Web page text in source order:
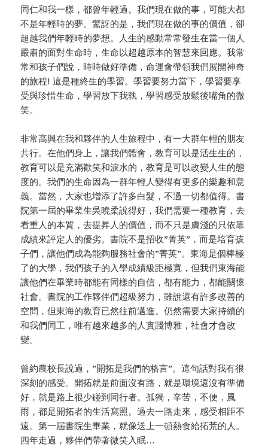
同仁和我一樣，都曾年輕過。我們現在做的事，可能大都
不是年輕時的夢。驚訝的是，我們現在做的事的價值，卻
超越我們年輕時的夢想。人生的感動常常發生在當一個人
嚴肅的面對生命時，生命以超越原本的智慧來回應。我常
常和孩子們說，時時做好準備，命運會帶領我們展開神奇
的旅程! 這是種終生的學習。學習要努力當下，學習要享
受與珍惜生命，學習放下我執，學習感受放鬆後嘴角的微
笑。
非常高興在我和夥伴的人生旅程中，有一大群年輕的朋友
共行。在他們身上，讓我們體會，教育可以是活生生的，
教育可以是充滿歡笑和淚水的，教育是可以改變人生的態
度的。我們的生命因為一群年輕人變得有更多的樂趣和意
義。當然，大家也增添了許多白髮，不過一切都值得。書
院第一屆的畢業生吳曉柔說得好，我們需要一種教育，去
看重人的本質，去提昇人的價值，而不只是膚淺的只依靠
成績來評定人的優劣。書院不是招收”菁英”，而是培育孩
子們，讓他們成為能夠服務社會的”菁英”。東海是個棒極
了的大學，我們孩子的入學成績級距極寬，但我們東海能
讓他們在畢業時都能有同樣的自信，都有能力，都能關懷
社會。書院的工作夥伴們超級努力，雖說還有許多改善的
空間，但東海的教育已然往前邁進。仍然需要大家持續的
和我們同工，唯有越來越多的人實踐博雅，社會才會改
變。
曾約農校長說過，”開拓是我們的格言”。這句話對我有很
深刻的感受。開拓就是前面沒有路，就是環境還沒有準備
好，就是路上很少碰到同行者。孤獨，辛苦，不便，風
雨，都是開拓者的生活寫照。過去一路走來，感受相距不
遠。第一屆書院生畢業，就像送上一頓熱食給拓荒的人。
四年走過，夥伴們帶著微笑入眠…